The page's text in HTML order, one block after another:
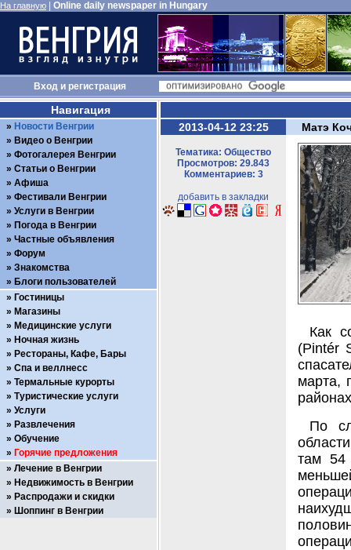
На главную Online daily newspaper in Hungary
Входи регистрация
2013-04-12 23:25
Тематика: Общество
Просмотров: 29.843
Комментариев: 3
добавить в закладки
Матэ
Как
(Pintér
марта,
По
там 54
Навигация
Новости Венгрии
Видео о Венгрии
Фотогалерея Венгрии
Статьи о Венгрии
Афиша
Фестивали Венгрии
Услуги в Венгрии
Погода в Венгрии
Частные объявления
Форум
Знакомства
Блоги пользователей
Гостиницы
Магазины
Медицинские услуги
Ночная жизнь
Рестораны, Кафе, Бары
Спа и веллнесс
Термальные курорты
Туристические услуги
Услуги
Развлечения
Обучение
Горячие предложения
Лечение в Венгрии
Недвижимость в Венгрии
Распродажи и скидки
Шоппинг в Венгрии